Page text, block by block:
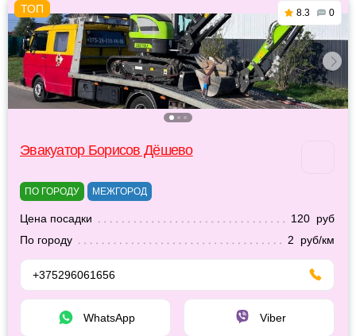
8.3 0
Эвакуатор Борисов Дёшево
ПО ГОРОДУ МЕЖГОРОД
Цена посадки
120 руб
По городу
2 руб/км
+375296061656
WhatsApp Viber